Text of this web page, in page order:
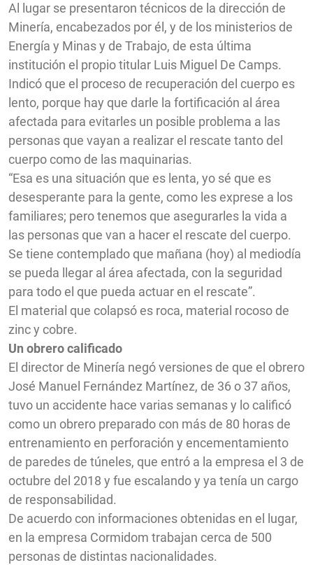
Al lugar se presentaron técnicos de la dirección de
Minería, encabezados por él, y de los ministerios de
Energía y Minas y de Trabajo, de esta última
institución el propio titular Luis Miguel De Camps.
Indicó que el proceso de recuperación del cuerpo es
lento, porque hay que darle la fortificación al área
afectada para evitarles un posible problema a las
personas que vayan a realizar el rescate tanto del
cuerpo como de las maquinarias.
“Esa es una situación que es lenta, yo sé que es
desesperante para la gente, como les exprese a los
familiares; pero tenemos que asegurarles la vida a
las personas que van a hacer el rescate del cuerpo.
Se tiene contemplado que mañana (hoy) al mediodía
se pueda llegar al área afectada, con la seguridad
para todo el que pueda actuar en el rescate”.
El material que colapsó es roca, material rocoso de
zinc y cobre.
Un obrero calificado
El director de Minería negó versiones de que el obrero
José Manuel Fernández Martínez, de 36 o 37 años,
tuvo un accidente hace varias semanas y lo calificó
como un obrero preparado con más de 80 horas de
entrenamiento en perforación y encementamiento
de paredes de túneles, que entró a la empresa el 3 de
octubre del 2018 y fue escalando y ya tenía un cargo
de responsabilidad.
De acuerdo con informaciones obtenidas en el lugar,
en la empresa Cormidom trabajan cerca de 500
personas de distintas nacionalidades.